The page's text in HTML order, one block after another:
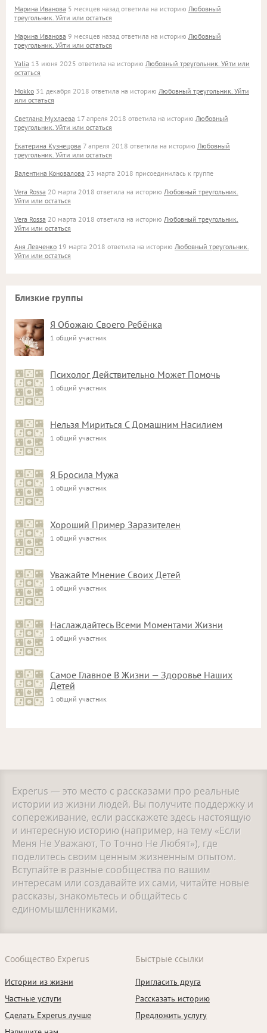
Марина Иванова 5 месяцев назад ответила на историю Любовный
треугольник. Уйти или остаться
Марина Иванова 9 месяцев назад ответила на историю Любовный
треугольник. Уйти или остаться
Yalia 13 июня 2025 ответила на историю Любовный треугольник. Уйти или
остаться
Mokko 31 декабря 2018 ответила на историю Любовный треугольник. Уйти
или остаться
Светлана Мухлаева 17 апреля 2018 ответила на историю Любовный
треугольник. Уйти или остаться
Екатерина Кузнецова 7 апреля 2018 ответила на историю Любовный
треугольник. Уйти или остаться
Валентина Коновалова 23 марта 2018 присоединилась к группе
Vera Rossa 20 марта 2018 ответила на историю Любовный треугольник.
Уйти или остаться
Vera Rossa 20 марта 2018 ответила на историю Любовный треугольник.
Уйти или остаться
Аня Левченко 19 марта 2018 ответила на историю Любовный треугольник.
Уйти или остаться
Близкие группы
Я Обожаю Своего Ребёнка
1 общий участник
Психолог Действительно Может Помочь
1 общий участник
Нельзя Мириться С Домашним Насилием
1 общий участник
Я Бросила Мужа
1 общий участник
Хороший Пример Заразителен
1 общий участник
Уважайте Мнение Своих Детей
1 общий участник
Наслаждайтесь Всеми Моментами Жизни
1 общий участник
Самое Главное В Жизни — Здоровье Наших
Детей
1 общий участник
Experus — это место с рассказами про реальные
истории из жизни людей. Вы получите поддержку и
сопереживание, если расскажете здесь настоящую
и интересную историю (например, на тему «Если
Меня Не Уважают, То Точно Не Любят»), где
поделитесь своим ценным жизненным опытом.
Вступайте в разные сообщества по вашим
интересам или создавайте их сами, читайте новые
рассказы, знакомьтесь и общайтесь с
единомышленниками.
Сообщество Experus
Истории из жизни
Частные услуги
Сделать Experus лучше
Быстрые ссылки
Пригласить друга
Рассказать историю
Предложить услугу